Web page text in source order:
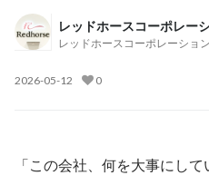
レッドホースコーポレー
レッドホースコーポレーショ
2026-05-12 0
「この会社、何を大事にして